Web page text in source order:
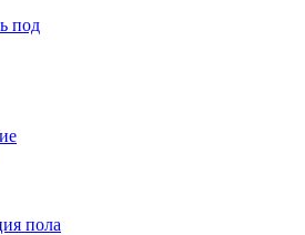
под
пола